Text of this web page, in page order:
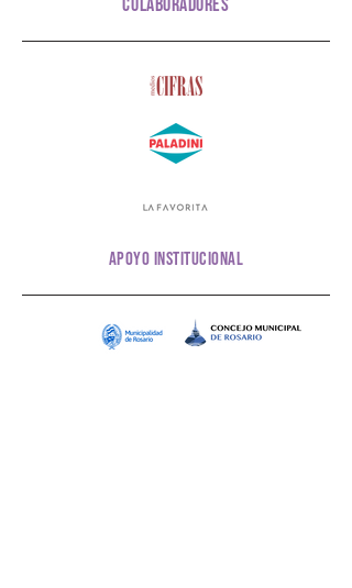
colaboradores
apoyo institucional